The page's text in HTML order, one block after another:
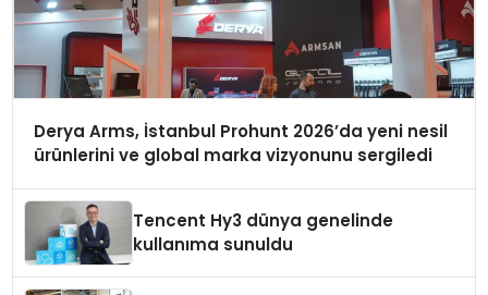
Derya Arms, İstanbul Prohunt 2026’da yeni nesil
ürünlerini ve global marka vizyonunu sergiledi
Tencent Hy3 dünya genelinde
kullanıma sunuldu